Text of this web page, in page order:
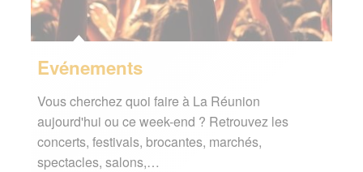
Evénements
Vous cherchez quoi faire à La Réunion
aujourd'hui ou ce week-end ? Retrouvez les
concerts, festivals, brocantes, marchés,
spectacles, salons,…